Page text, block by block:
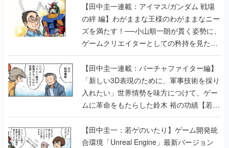
【田中圭一連載：アイマス/ガンダム 戦場
の絆 編】わがままな王様のわがままなニー
ズを満たす！──小山順一朗が貫く姿勢に、
ゲームクリエイターとしての矜持を見た
【若ゲのいたり最終回】
【田中圭一連載：バーチャファイター編】
「新しい3D表現のために、軍事技術を採り
入れたい」世界情勢を味方につけて、ゲー
ムに革命をもたらした鈴木 裕の功績【若ゲ
のいたり】
【田中圭一：若ゲのいたり】ゲーム開発統
合環境「Unreal Engine」最新バージョン